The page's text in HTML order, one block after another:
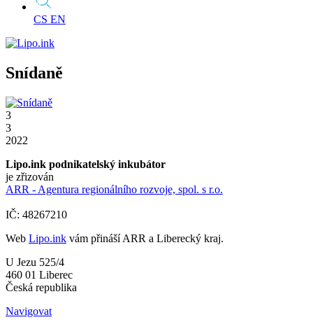
CS EN
Snídaně
3
3
2022
Lipo.ink podnikatelský inkubátor
je zřizován
ARR - Agentura regionálního rozvoje, spol. s r.o.
IČ: 48267210
Web Lipo.ink vám přináší ARR a Liberecký kraj.
U Jezu 525/4
460 01 Liberec
Česká republika
Navigovat